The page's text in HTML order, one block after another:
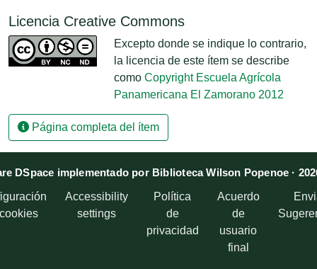
Licencia Creative Commons
Excepto donde se indique lo contrario,
la licencia de este ítem se describe
como Copyright Escuela Agrícola
Panamericana El Zamorano 2012
Página completa del ítem
DSpace implementado por Biblioteca Wilson Popenoe ·
Accessibility
settings
Política
de
privacidad
Acuerdo
de
usuario
final